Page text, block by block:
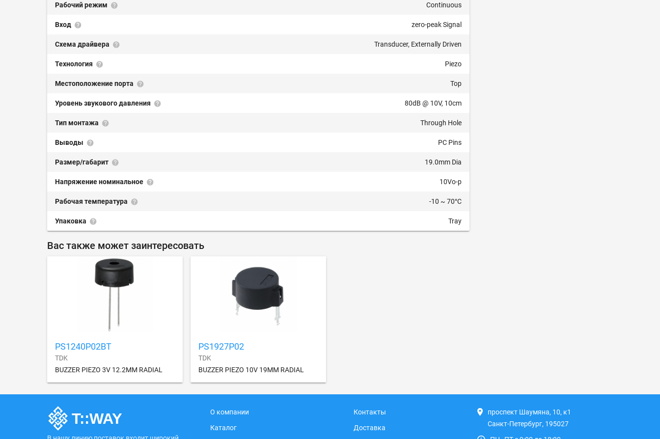
Рабочий режим Continuous
Вход zero-peak Signal
Схема драйвера Transducer, Externally Driven
Технология Piezo
Местоположение порта Top
Уровень звукового давления 80dB @ 10V, 10cm
Тип монтажа Through Hole
Выводы PC Pins
Размер/габарит 19.0mm Dia
Напряжение номинальное 10Vo-p
Рабочая температура -10 ~ 70°C
Упаковка Tray
Вас также может заинтересовать
PS1240P02BT
TDK
BUZZER PIEZO 3V 12.2MM RADIAL
PS1927P02
TDK
BUZZER PIEZO 10V 19MM RADIAL
О компании
Каталог
Контакты
Доставка
проспект Шаумяна, 10, к1
Санкт-Петербург, 195027